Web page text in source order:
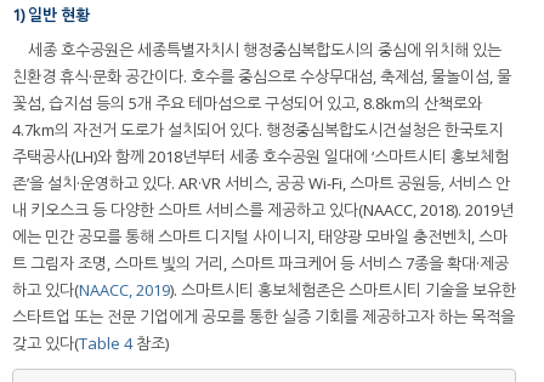
1) 일반 현황
세종 호수공원은 세종특별자치시 행정중심복합도시의 중심에 위치해 있는
친환경 휴식·문화 공간이다. 호수를 중심으로 수상무대섬, 축제섬, 물놀이섬, 물
꽃섬, 습지섬 등의 5개 주요 테마섬으로 구성되어 있고, 8.8km의 산책로와
4.7km의 자전거 도로가 설치되어 있다. 행정중심복합도시건설청은 한국토지
주택공사(LH)와 함께 2018년부터 세종 호수공원 일대에 ‘스마트시티 홍보체험
존’을 설치·운영하고 있다. AR·VR 서비스, 공공 Wi-Fi, 스마트 공원등, 서비스 안
내 키오스크 등 다양한 스마트 서비스를 제공하고 있다(NAACC, 2018). 2019년
에는 민간 공모를 통해 스마트 디지털 사이니지, 태양광 모바일 충전벤치, 스마
트 그림자 조명, 스마트 빛의 거리, 스마트 파크케어 등 서비스 7종을 확대·제공
하고 있다(NAACC, 2019). 스마트시티 홍보체험존은 스마트시티 기술을 보유한
스타트업 또는 전문 기업에게 공모를 통한 실증 기회를 제공하고자 하는 목적을
갖고 있다(Table 4참조)